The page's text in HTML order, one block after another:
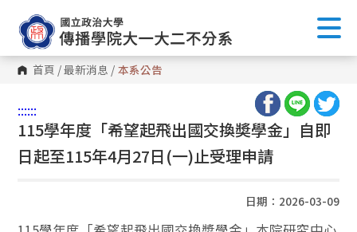
首頁 /最新消息 / 本系公告
::::::
115學年度「希望起飛出國交換奬學金」自即
日起至115年4月27日(一)止受理申請
日期：2026-03-09